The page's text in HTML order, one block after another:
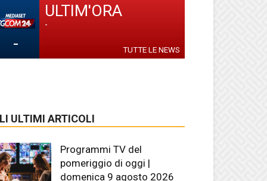
-
ULTIM'ORA
-
TUTTE LE NEWS
ULTIMI ARTICOLI
Programmi TV del
pomeriggio di oggi |
domenica 9 agosto 2026